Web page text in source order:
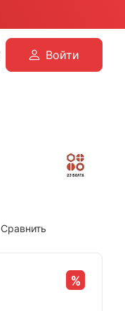
Войти
Сравнить